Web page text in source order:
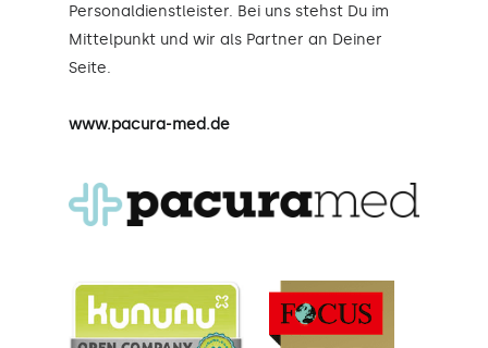
Personaldienstleister. Bei uns stehst Du im
Mittelpunkt und wir als Partner an Deiner
Seite.
www.pacura-med.de